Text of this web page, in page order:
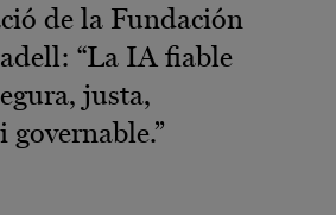
de la Fundación
“La IA fiable
justa,
governable.”